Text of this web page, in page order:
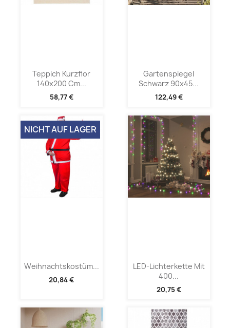
Teppich Kurzflor
140x200 Cm...
58,77 €
Gartenspiegel
Schwarz 90x45...
122,49 €
Weihnachtskostüm...
20,84 €
NICHT AUF LAGER
LED-Lichterkette Mit
400...
20,75 €